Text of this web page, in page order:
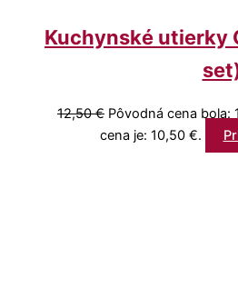
Kuchynské utierky
12,50€ Pôvodná cena bola:
cena je: 10,50 €.